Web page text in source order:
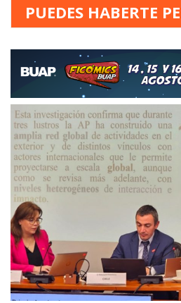
PUEDES HABERTE